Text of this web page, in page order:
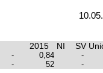
2015 NI SV
- 0,84
-
- 52 -